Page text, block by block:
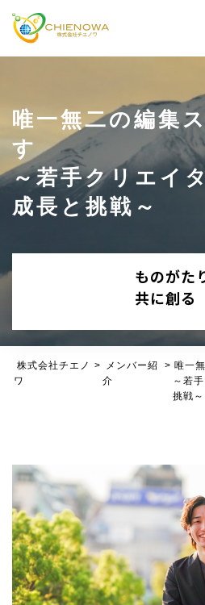
唯一無二の編集
す
～若手クリエイ
成長と挑戦～
ものがた
共に創る
株式会社チエノ
ワ
>
メンバー紹
介
> 唯一
～若
挑戦～